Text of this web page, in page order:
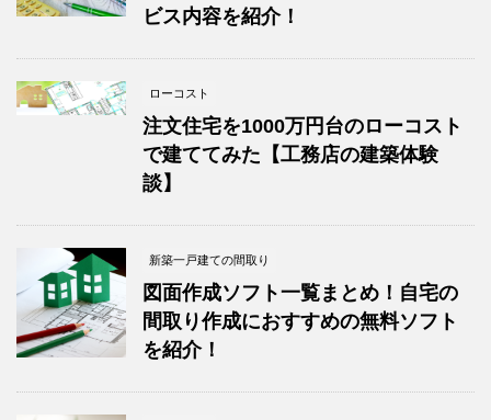
ビス内容を紹介！
ローコスト
注文住宅を1000万円台のローコスト
で建ててみた【工務店の建築体験
談】
新築一戸建ての間取り
図面作成ソフト一覧まとめ！自宅の
間取り作成におすすめの無料ソフト
を紹介！